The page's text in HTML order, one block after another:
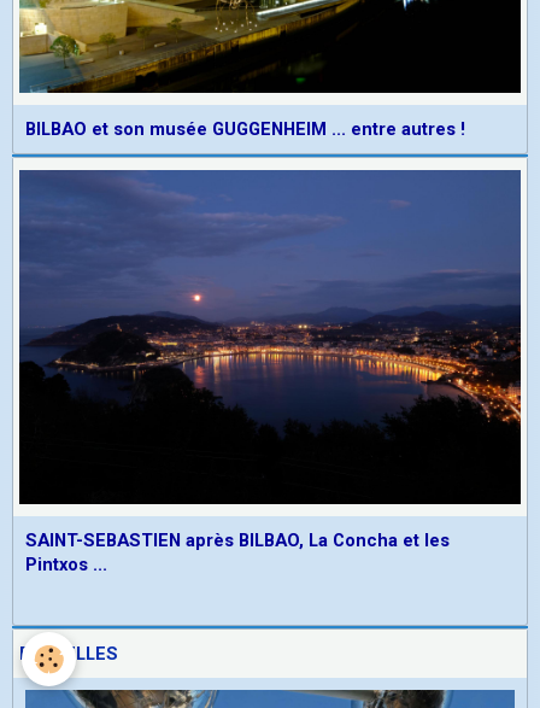
BILBAO et son musée GUGGENHEIM ... entre autres !
SAINT-SEBASTIEN après BILBAO, La Concha et les
Pintxos ...
BRUXELLES